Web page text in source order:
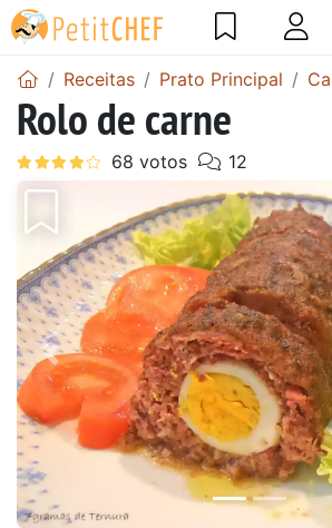
Receitas Prato Principal
Rolo de carne
Anterior